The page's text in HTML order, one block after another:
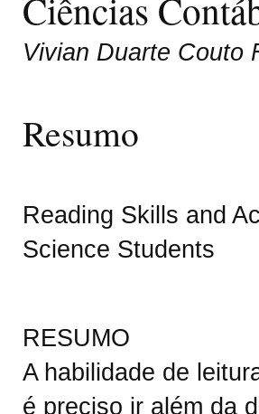
Ciências
Vivian Duarte Couto
Resumo
Reading Skills and
Science Students
RESUMO
A habilidade de
é preciso ir além da